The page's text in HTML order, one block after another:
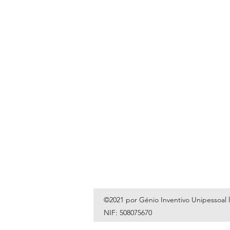
©2021 por Génio Inventivo Unipessoal
NIF: 508075670